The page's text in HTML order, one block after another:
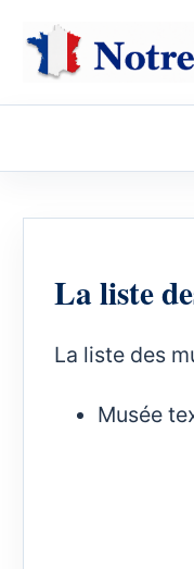
La liste
La liste des
Musée